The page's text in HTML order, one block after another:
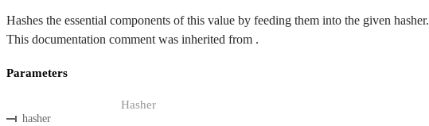
Hashes the essential components of this value by feeding them into the given hasher.
This documentation comment was inherited from .
Parameters
hasher
Hasher